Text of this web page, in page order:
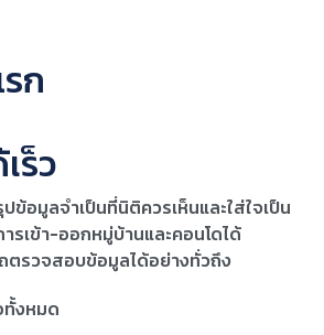
ก
ร็ว
อมูลจำเป็นที่นิติควรเห็นและใส่ใจเป็น
รเข้า-ออกหมู่บ้านและคอนโดได้
ตรวจสอบข้อมูลได้อย่างทั่วถึง
งหมด